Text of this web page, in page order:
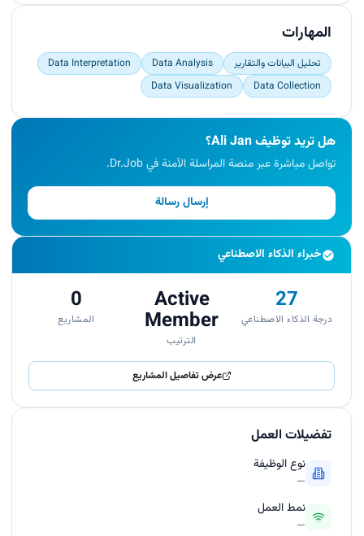
Draw meaningful insights.<br>
Actively contribute to data-driven initiatives.</p>المهارات
تحليل البيانات والتقارير Data Analysis
Data Interpretation
Data Collection
Data Visualization
هل تريد توظيف Ali Jan؟
تواصل مباشرة عبر منصة المراسلة الآمنة في Dr.Job.
إرسال رسالة
خبراء الذكاء الاصطناعي
27
درجة الذكاء الاصطناعي
Active
Member
الترتيب
0
المشاريع
عرض تفاصيل المشاريع
تفضيلات العمل
نوع الوظيفة
—
نمط العمل
—